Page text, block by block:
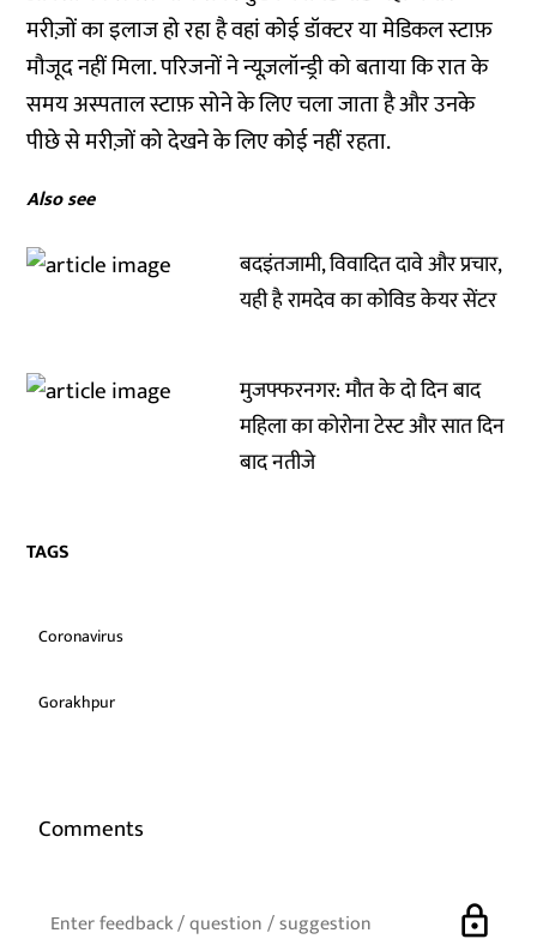
मरीज़ों का इलाज हो रहा है वहां कोई डॉक्टर या मेडिकल स्टाफ़
मौजूद नहीं मिला. परिजनों ने न्यूज़लॉन्ड्री को बताया कि रात के
समय अस्पताल स्टाफ़ सोने के लिए चला जाता है और उनके
पीछे से मरीज़ों को देखने के लिए कोई नहीं रहता.
Also see
बदइंतजामी, विवादित दावे और प्रचार,
यही है रामदेव का कोविड केयर सेंटर
मुजफ्फरनगर: मौत के दो दिन बाद
महिला का कोरोना टेस्ट और सात दिन
बाद नतीजे
TAGS
Coronavirus
Gorakhpur
Comments
lock